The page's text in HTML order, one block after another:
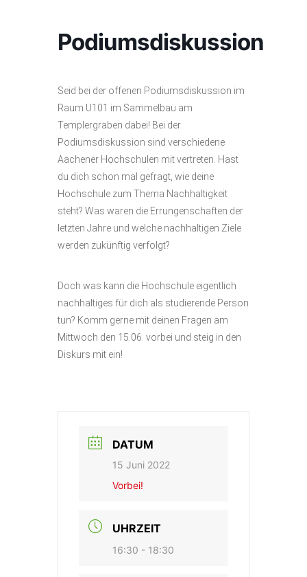
Podiumsdiskussion
Seid bei der offenen Podiumsdiskussion im
Raum U101 im Sammelbau am
Templergraben dabei! Bei der
Podiumsdiskussion sind verschiedene
Aachener Hochschulen mit vertreten. Hast
du dich schon mal gefragt, wie deine
Hochschule zum Thema Nachhaltigkeit
steht? Was waren die Errungenschaften der
letzten Jahre und welche nachhaltigen Ziele
werden zukünftig verfolgt?
Doch was kann die Hochschule eigentlich
nachhaltiges für dich als studierende Person
tun? Komm gerne mit deinen Fragen am
Mittwoch den 15.06. vorbei und steig in den
Diskurs mit ein!
DATUM
15 Juni 2022
Vorbei!
UHRZEIT
16:30 - 18:30